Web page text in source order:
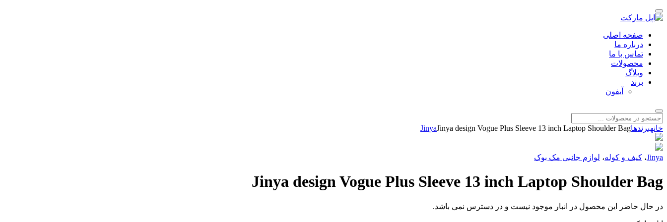
صفحه اصلی
درباره ما
تماس با ما
محصولات
وبلاگ
برند
آیفون
خانهبرندها JinyaJinya design Vogue Plus Sleeve 13 inch Laptop Shoulder Bag
Jinya، کیف و کوله، لوازم جانبی مک بوک
Jinya design Vogue Plus Sleeve 13 inch Laptop Shoulder Bag
در حال حاضر این محصول در انبار موجود نیست و در دسترس نمی باشد.